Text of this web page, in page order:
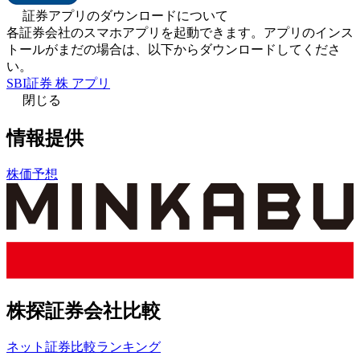
証券アプリのダウンロードについて
各証券会社のスマホアプリを起動できます。アプリのインス
トールがまだの場合は、以下からダウンロードしてくださ
い。
SBI証券 株 アプリ
閉じる
情報提供
株価予想
株探証券会社比較
ネット証券比較ランキング